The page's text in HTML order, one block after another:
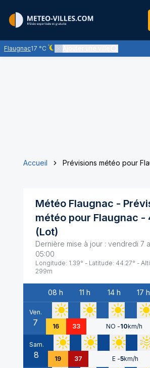
Flaugnac17 °C
Ciel dégagé - quasiment pas de
Accueil Prévisions météo pour
Météo Flaugnac -
météo pour Flaugnac -
(Lot)
Dernière mise à jour : vendredi 7
05:00
Longitude: 1.39° - Latitude: 44.27° -
299m
Date
08 h 11 h 14 h 17 h
Ven.
7 16 33 NO -10km/h
Sam.
8 19 37 E -5km/h